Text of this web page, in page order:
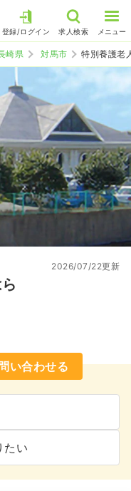
登録/ログイン 求人検索 メニュー
崎県 対馬市 特別養護老
2026/07/22更新
い合わせる
たい